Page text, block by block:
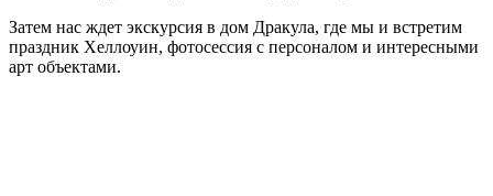
Затем нас ждет экскурсия в дом Дракула, где мы и встретим
праздник Хеллоуин, фотосессия с персоналом и интересными
арт объектами.